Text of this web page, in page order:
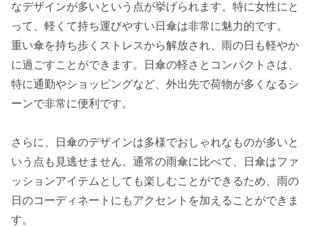
なデザインが多いという点が挙げられます。特に女性にと
って、軽くて持ち運びやすい日傘は非常に魅力的です。
重い傘を持ち歩くストレスから解放され、雨の日も軽やか
に過ごすことができます。日傘の軽さとコンパクトさは、
特に通勤やショッピングなど、外出先で荷物が多くなるシ
ーンで非常に便利です。
さらに、日傘のデザインは多様でおしゃれなものが多いと
いう点も見逃せません。通常の雨傘に比べて、日傘はファ
ッションアイテムとしても楽しむことができるため、雨の
日のコーディネートにもアクセントを加えることができま
す。